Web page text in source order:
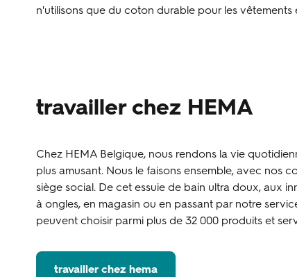
n'utilisons que du coton durable pour les vêtements
travailler chez HEMA
Chez HEMA Belgique, nous rendons la vie
plus amusant. Nous le faisons ensemble, avec nos
siège social. De cet essuie de bain ultra doux, aux
à ongles, en magasin ou en passant par notre
peuvent choisir parmi plus de 32 000 produits et
travailler chez hema